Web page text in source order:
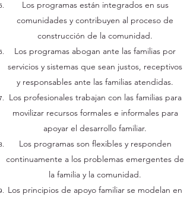
Los programas están integrados en sus
comunidades y contribuyen al proceso de
construcción de la comunidad.
Los programas abogan ante las familias por
servicios y sistemas que sean justos, receptivos
y responsables ante las familias atendidas.
Los profesionales trabajan con las familias para
movilizar recursos formales e informales para
apoyar el desarrollo familiar.
Los programas son flexibles y responden
continuamente a los problemas emergentes de
la familia y la comunidad.
Los principios de apoyo familiar se modelan en